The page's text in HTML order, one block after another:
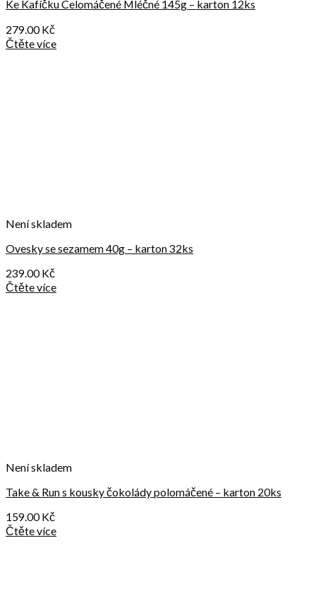
Ke Kafíčku Celomáčené Mléčné 145g – karton 12ks
279.00Kč
Čtěte více
Není skladem
Ovesky se sezamem 40g – karton 32ks
239.00Kč
Čtěte více
Není skladem
Take & Run s kousky čokolády polomáčené – karton 20ks
159.00Kč
Čtěte více